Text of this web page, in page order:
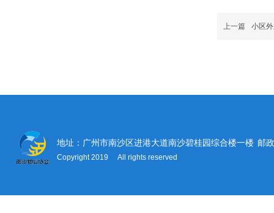
上一篇 小区
地址：广州市南沙区进港大道南沙碧桂园综合楼一楼 邮
Copyright 2019 All rights reserved